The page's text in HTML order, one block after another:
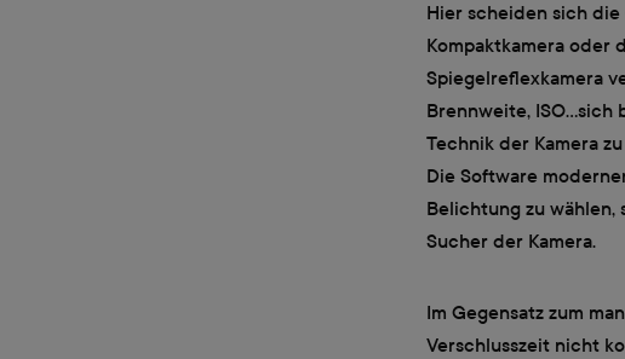
Hier scheiden sich die
Kompaktkamera oder
Spiegelreflexkamera
Brennweite, ISO…sich
Technik der Kamera
Die Software
Belichtung zu
Sucher der Kamera.
Im Gegensatz zum
Verschlusszeit nicht